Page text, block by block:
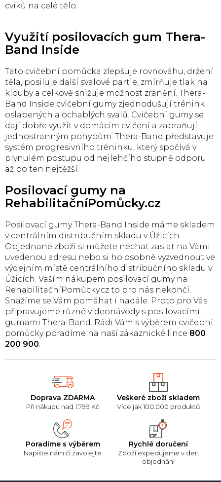
cviků na celé tělo.
Využití posilovacích gum Thera-
Band Inside
Tato cvičební pomůcka zlepšuje rovnováhu, držení
těla, posiluje další svalové partie, zmírňuje tlak na
klouby a celkově snižuje možnost zranění. Thera-
Band Inside cvičební gumy zjednodušují trénink
oslabených a ochablých svalů. Cvičební gumy se
dají dobře využít v domácím cvičení a zabraňují
jednostranným pohybům. Thera-Band představuje
systém progresivního tréninku, který spočívá v
plynulém postupu od nejlehčího stupně odporu
až po ten nejtěžší.
Posilovací gumy na
RehabilitačníPomůcky.cz
Posilovací gumy Thera-Band Inside máme skladem
v centrálním distribučním skladu v Úžicích.
Objednané zboží si můžete nechat zaslat na Vámi
uvedenou adresu nebo si ho osobně vyzvednout ve
výdejním místě centrálního distribučního skladu v
Úžicích. Vaším nákupem posilovací gumy na
RehabilitačníPomůcky.cz to pro nás nekončí.
Snažíme se Vám pomáhat i nadále. Proto pro Vás
připravujeme různé videonávodys posilovacími
gumami Thera-Band. Rádi Vám s výběrem cvičební
pomůcky poradíme na naší zákaznické lince 800
200 900.
Doprava ZDARMA
Při nákupu nad 1.799 Kč
Veškeré zboží skladem
Více jak 100.000 produktů
Poradíme s výběrem
Napište nám či zavolejte
Rychlé doručení
Zboží expedujeme v den
objednání